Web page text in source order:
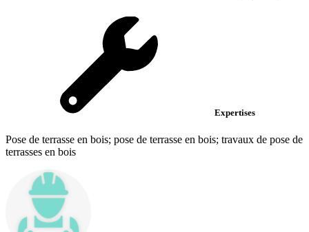
Expertises
Pose de terrasse en bois; pose de terrasse en bois; travaux de pose de
terrasses en bois